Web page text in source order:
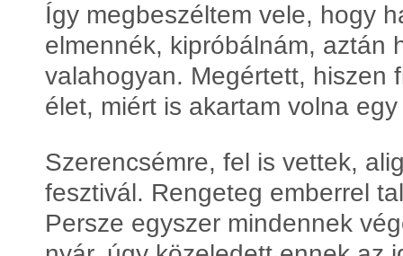
Így megbeszéltem vele, hogy
elmennék, kipróbálnám, aztán
valahogyan. Megértett, hiszen
élet, miért is akartam volna
Szerencsémre, fel is vettek,
fesztivál. Rengeteg emberrel
Persze egyszer mindennek